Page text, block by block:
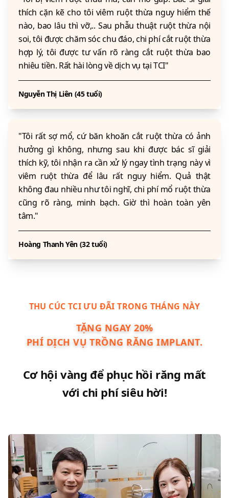
thích cặn kẽ cho tôi viêm ruột thừa nguy hiểm thế
nào, bao lâu thì vỡ,.. Sau phẫu thuật ruột thừa nội
soi, tôi được chăm sóc chu đáo, chi phí cắt ruột thừa
hợp lý, tôi được tư vấn rõ ràng cắt ruột thừa bao
nhiêu tiền. Rất hài lòng về dịch vụ tại TCI"
Nguyễn Thị Liên (45 tuổi)
"Tôi rất sợ mổ, cứ băn khoăn cắt ruột thừa có ảnh
hưởng gì không, nhưng sau khi được bác sĩ giải
thích kỹ, tôi nhận ra cần xử lý ngay tình trạng này vì
viêm ruột thừa để lâu rất nguy hiểm. Quả thật
không đau nhiều như tôi nghĩ, chi phí mổ ruột thừa
cũng rõ ràng, minh bạch. Giờ thì hoàn toàn yên
tâm."
Hoàng Thanh Yên (32 tuổi)
THU CÚC TCI ƯU ĐÃI TRONG THÁNG NÀY
TẶNG NGAY20%
PHÍ DỊCH VỤ TRỒNG RĂNG IMPLANT.
Cơ hội vàng để phục hồi răng mất
với chi phí siêu hời!